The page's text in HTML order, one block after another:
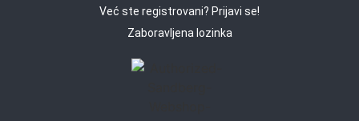
Već ste registrovani? Prijavi se!
Zaboravljena lozinka